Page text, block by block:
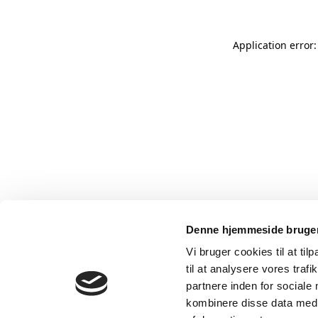
Denne hjemmeside
Vi bruger cookies til at
til at analysere vores
partnere inden for sociale
kombinere disse data
Application